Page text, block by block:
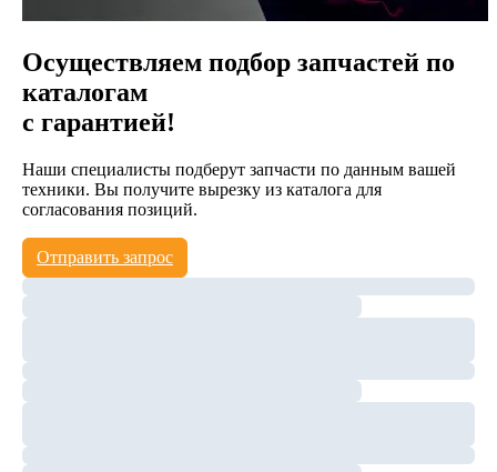
Осуществляем подбор запчастей по
каталогам
с гарантией!
Наши специалисты подберут запчасти по данным вашей
техники. Вы получите вырезку из каталога для
согласования позиций.
Отправить запрос